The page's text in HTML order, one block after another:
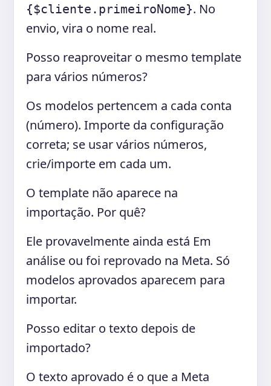
{$cliente.primeiroNome}. No
envio, vira o nome real.
Posso reaproveitar o mesmo template
para vários números?
Os modelos pertencem a cada conta
(número). Importe da configuração
correta; se usar vários números,
crie/importe em cada um.
O template não aparece na
importação. Por quê?
Ele provavelmente ainda está Em
análise ou foi reprovado na Meta. Só
modelos aprovados aparecem para
importar.
Posso editar o texto depois de
importado?
O texto aprovado é o que a Meta